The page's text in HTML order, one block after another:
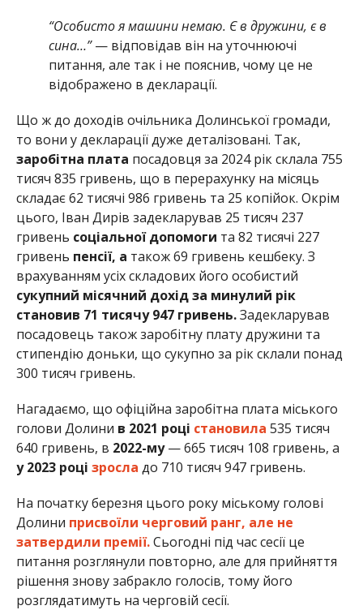
“Особисто я машини немаю. Є в дружини, є в
сина…”— відповідав він на уточнюючі
питання, але так і не пояснив, чому це не
відображено в декларації.
Що ж до доходів очільника Долинської громади,
то вони у декларації дуже деталізовані. Так,
заробітна плата посадовця за 2024 рік склала 755
тисяч 835 гривень, що в перерахунку на місяць
складає 62 тисячі 986 гривень та 25 копійок. Окрім
цього, Іван Дирів задекларував 25 тисяч 237
гривень соціальної допомоги та 82 тисячі 227
гривень пенсії, а також 69 гривень кешбеку. З
врахуванням усіх складових його особистий
сукупний місячний дохід за минулий рік
становив 71 тисячу 947 гривень.Задекларував
посадовець також заробітну плату дружини та
стипендію доньки, що сукупно за рік склали понад
300 тисяч гривень.
Нагадаємо, що офіційна заробітна плата міського
голови Долини в 2021 році становила 535 тисяч
640 гривень, в 2022-му— 665 тисяч 108 гривень, а
у 2023 році зросла до 710 тисяч 947 гривень.
На початку березня цього року міському голові
Долини присвоїли черговий ранг, але не
затвердили премії.Сьогодні під час сесії це
питання розглянули повторно, але для прийняття
рішення знову забракло голосів, тому його
розглядатимуть на черговій сесії.